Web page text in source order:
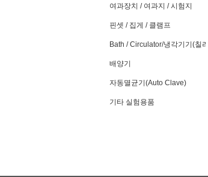
여과장치 / 여과지 / 시험지
핀셋 / 집게 / 클램프
Bath / Circulator/냉각기기(칠러)
배양기
자동멸균기(Auto Clave)
기타 실험용품